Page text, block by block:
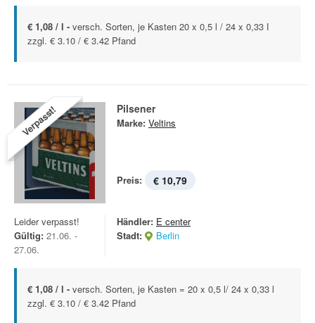
€ 1,08 / l - versch. Sorten, je Kasten 20 x 0,5 l / 24 x 0,33 І
zzgl. € 3.10 / € 3.42 Pfand
Verpasst! Pilsener
Marke: Veltins
Preis: € 10,79
Leider verpasst!
Gültig: 21.06. -
27.06.
Händler: E center
Stadt:
Berlin
€ 1,08 / l - versch. Sorten, je Kasten = 20 x 0,5 l/ 24 x 0,33 l
zzgl. € 3.10 / € 3.42 Pfand